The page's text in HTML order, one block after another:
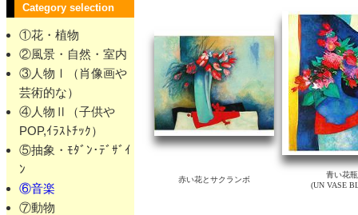
Category selection
①花・植物
②風景・自然・室内
③人物Ⅰ（肖像画や
芸術的な）
④人物Ⅱ（子供や
POP,ｲﾗｽﾄﾁｯｸ）
⑤抽象・ﾓﾀﾞﾝ･ﾃﾞｻﾞｲ
ﾝ
⑥音楽
⑦動物
赤い花とサクランボ
青い花瓶
(UN VASE